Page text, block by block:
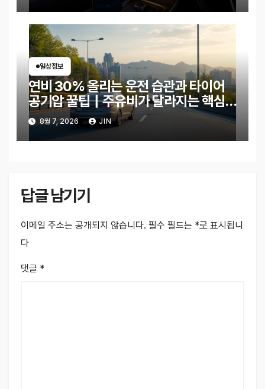
일상정보
연비 30% 올리는 운전 습관과 타이어
공기압 꿀팁｜주유비가 달라지는 핵심
은?8월 7, 2026 JIN
답글 남기기
이메일 주소는 공개되지 않습니다. 필수 필드는 *로 표시됩니
다
댓글 *